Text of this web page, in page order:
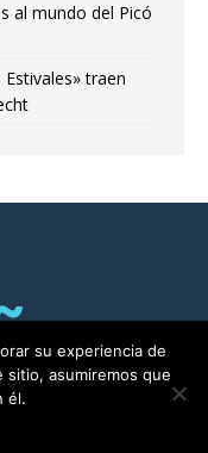
al mundo del Picó
traen
Ñ por ALMA asbl
su experiencia de
sitio, asumiremos que
él.